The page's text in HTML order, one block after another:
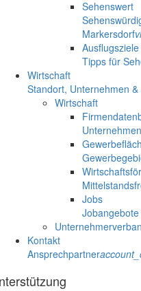
Sehenswert
Markersdorf
Tipps für
Wirtschaft
Standort, Unternehmen &
Wirtschaft
Jobs
Kontakt
Ansprechpartner